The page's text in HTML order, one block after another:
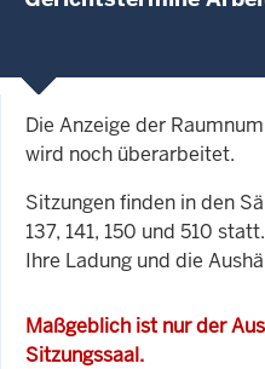
Die Anzeige der
wird noch überarbeitet.
Sitzungen finden in den
137, 141, 150 und 510
Ihre Ladung und die
Maßgeblich ist nur der
Sitzungssaal.